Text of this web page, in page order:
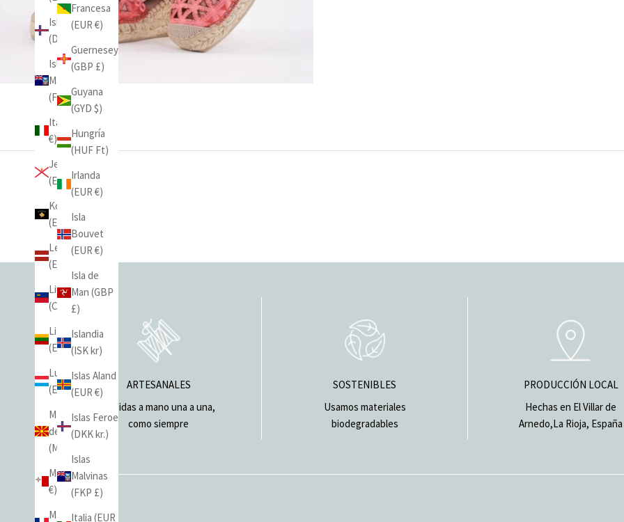
Islas Feroe
(DKK kr.)
Islas
Malvinas
(FKP £)
Italia (EUR
€)
Jersey
(EUR €)
Kosovo
(EUR €)
Letonia
(EUR €)
Liechtenstein
(CHF CHF)
Lituania
(EUR €)
Luxemburgo
(EUR €)
Macedonia
del Norte
(MKD ден)
Malta (EUR
€)
Mayotte
Francesa
(EUR €)
Guernesey
(GBP £)
Guyana
(GYD $)
Hungría
(HUF Ft)
Irlanda
(EUR €)
Isla
Bouvet
(EUR €)
Isla de
Man (GBP
£)
Islandia
(ISK kr)
Islas Aland
(EUR €)
Islas Feroe
(DKK kr.)
Islas
Malvinas
(FKP £)
Italia (EUR
ARTESANALES
Cosidas a mano una a una,
como siempre
SOSTENIBLES
Usamos materiales
biodegradables
PRODUCCIÓN LOCAL
Hechas en El Villar de
Arnedo,La Rioja, España